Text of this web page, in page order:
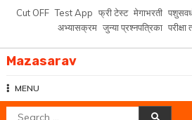
SkipCut OFF Test App फ्री टेस्ट मेगाभरती
अभ्यासक्रम जुन्या प्रश्नपत्रिका परीक्षा
Mazasarav
MENU
Search